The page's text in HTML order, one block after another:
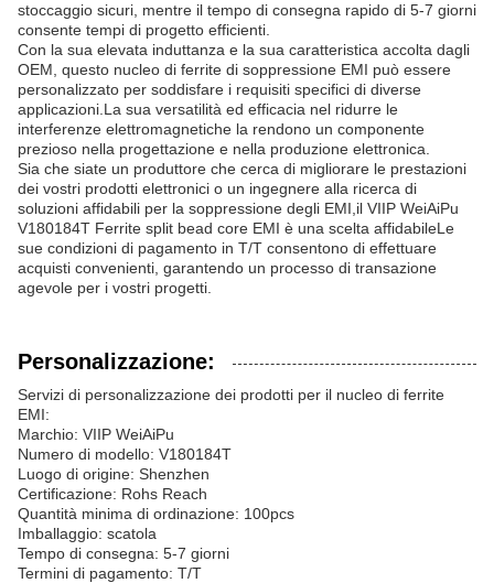
stoccaggio sicuri, mentre il tempo di consegna rapido di 5-7 giorni
consente tempi di progetto efficienti.
Con la sua elevata induttanza e la sua caratteristica accolta dagli
OEM, questo nucleo di ferrite di soppressione EMI può essere
personalizzato per soddisfare i requisiti specifici di diverse
applicazioni.La sua versatilità ed efficacia nel ridurre le
interferenze elettromagnetiche la rendono un componente
prezioso nella progettazione e nella produzione elettronica.
Sia che siate un produttore che cerca di migliorare le prestazioni
dei vostri prodotti elettronici o un ingegnere alla ricerca di
soluzioni affidabili per la soppressione degli EMI,il VIIP WeiAiPu
V180184T Ferrite split bead core EMI è una scelta affidabileLe
sue condizioni di pagamento in T/T consentono di effettuare
acquisti convenienti, garantendo un processo di transazione
agevole per i vostri progetti.
Personalizzazione:
Servizi di personalizzazione dei prodotti per il nucleo di ferrite
EMI:
Marchio: VIIP WeiAiPu
Numero di modello: V180184T
Luogo di origine: Shenzhen
Certificazione: Rohs Reach
Quantità minima di ordinazione: 100pcs
Imballaggio: scatola
Tempo di consegna: 5-7 giorni
Termini di pagamento: T/T